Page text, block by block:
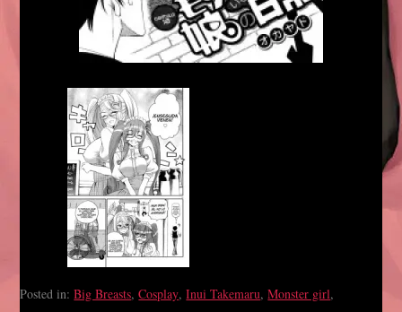
Posted in:Big Breasts,Cosplay,Inui Takemaru,Monster girl,